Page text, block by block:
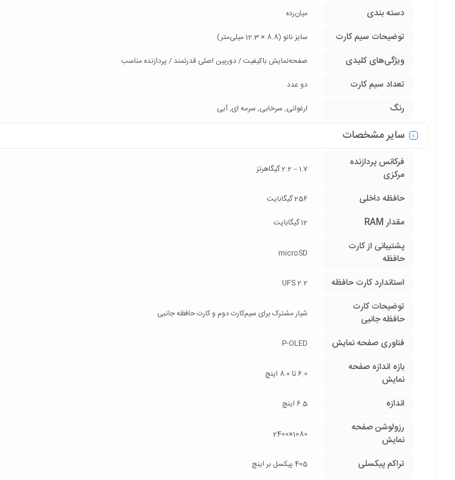
دسته ‌بندی ‌میان‌رده
توضیحات سیم کارت سایز نانو (8.8 × 12.3 میلی‌متر)
ویژگی‌های کلیدی صفحه‌نمایش باکیفیت / دوربین اصلی قدرتمند / پردازنده مناسب
تعداد سیم کارت دو عدد
رنگ ارغوانی, سرخابی, سرمه ای, آبی
سایر مشخصات
فرکانس پردازنده‌
مرکزی
1.7 – 2.2 گیگاهرتز
حافظه داخلی 256 گیگابایت
مقدار RAM 12 گیگابایت
پشتیبانی از کارت
حافظه
microSD
استاندارد کارت حافظه UFS 2.2
توضیحات کارت
حافظه جانبی
شیار مشترک برای سیم‌کارت دوم و کارت حافظه جانبی
فناوری صفحه‌ نمایش P-OLED
بازه‌ اندازه صفحه
نمایش
6.0 تا 8.0 اینچ
اندازه 6.5 اینچ
رزولوشن صفحه
نمایش
1080×2400
تراکم پیکسلی 405 پیکسل بر اینچ